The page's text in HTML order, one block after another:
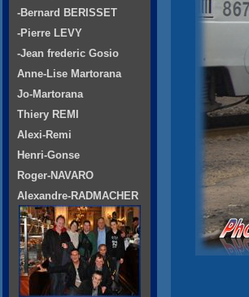
-Bernard BERISSET
-Pierre LEVY
-Jean frederic Gosio
Anne-Lise Martorana
Jo-Martorana
Thiery REMI
Alexi-Remi
Henri-Gonse
Roger-NAVARO
Alexandre-RADMACHER